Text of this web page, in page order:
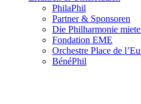
PhilaPhil
Partner & Sponsoren
Die Philharmonie
Fondation EME
Orchestre Place de
BénéPhil